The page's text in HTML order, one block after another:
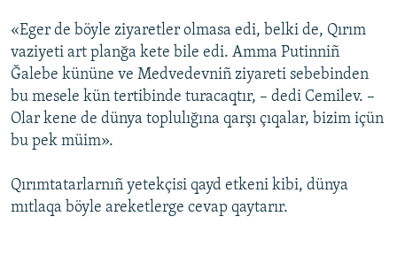
«Eger de böyle ziyaretler olmasa edi, belki de, Qırım
vaziyeti art planğa kete bile edi. Amma Putinniñ
Ğalebe kününe ve Medvedevniñ ziyareti sebebinden
bu mesele kün tertibinde turacaqtır, – dedi Cemilev. –
Olar kene de dünya toplulığına qarşı çıqalar, bizim içün
bu pek müim».
Qırımtatarlarnıñ yetekçisi qayd etkeni kibi, dünya
mıtlaqa böyle areketlerge cevap qaytarır.